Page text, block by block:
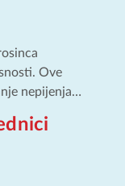
Ove
nepijenja…